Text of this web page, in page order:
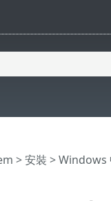
>安裝 >Windows